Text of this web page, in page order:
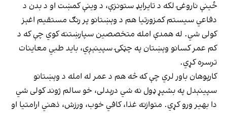
ځینې ناروغۍ لکه د تایرایډ ستونزې، د وینې کمښت او د بدن د
دفاعي سیستم کمزورتيا هم د وېښتانو پر رنګ مستقیم اغېز
کولی شي. له همدې امله متخصصین سپارښتنه کوي چې که د
کم عمر کسانو وېښتان په چټکۍ سپینېږي، باید طبي معاینات
ترسره کړي.
کارپوهان باور لري چې که څه هم د عمر له امله د وېښتانو
سپینېدل په بشپړ ډول نه شي درېدلی، خو سالم ژوند کولی شي
دا بهیر ورو کړي. متوازنه غذا، کافي خوب، ورزش، ذهني ارامتیا او